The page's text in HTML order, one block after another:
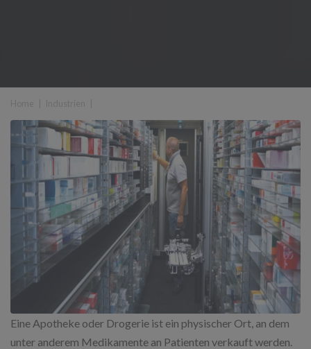
Eine Apotheke oder Drogerie ist ein physischer Ort, an dem
unter anderem Medikamente an Patienten verkauft werden.